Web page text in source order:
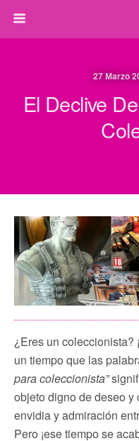
27 Marzo
El Declive
¿Eres un coleccionista?
un tiempo que las
para coleccionista”
objeto digno de deseo
envidia y admiración
Pero ¡ese tiempo se